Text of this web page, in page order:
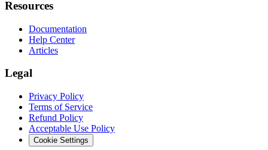
Resources
Documentation
Help Center
Articles
Legal
Privacy Policy
Terms of Service
Refund Policy
Acceptable Use Policy
Cookie Settings